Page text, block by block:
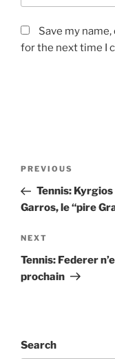
Save my
for the next time I
Previous
Post
PREVIOUS
Tennis:
Garros, le “pire
Next
Post
NEXT
Tennis: Federer
prochain
Search